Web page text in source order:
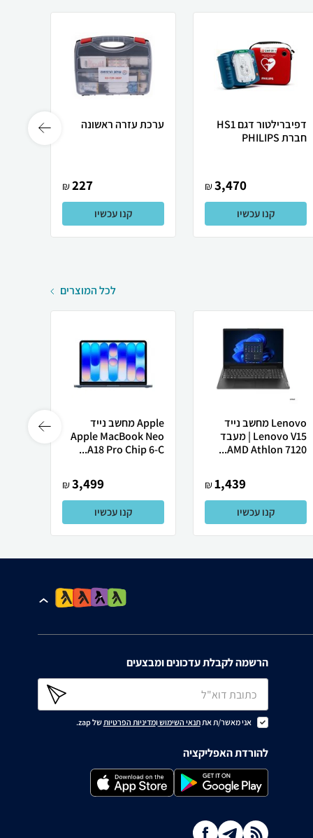
דפיברילטור דגם HS1
חברת PHILIPS
3,470
₪
קנו עכשיו
ערכת עזרה ראשונה
227
₪
קנו עכשיו
לכל המוצרים
Lenovo מחשב נייד
Lenovo V15 | מעבד
AMD Athlon 7120...
1,439
₪
קנו עכשיו
Apple מחשב נייד
Apple MacBook Neo
A18 Pro Chip 6-C...
3,499
₪
קנו עכשיו
הרשמה לקבלת עדכונים ומבצעים
אני מאשר/ת אתתנאי השימושומדיניות הפרטיותשל zap.
להורדת האפליקציה